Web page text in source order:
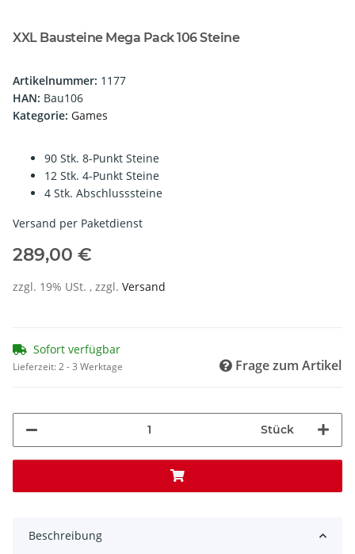
XXL Bausteine Mega Pack 106 Steine
Artikelnummer: 1177
HAN: Bau106
Kategorie: Games
90 Stk. 8-Punkt Steine
12 Stk. 4-Punkt Steine
4 Stk. Abschlusssteine
Versand per Paketdienst
289,00 €
zzgl. 19% USt. , zzgl. Versand
Sofort verfügbar
Lieferzeit:2 - 3 Werktage Frage zum Artikel
Stück
Beschreibung